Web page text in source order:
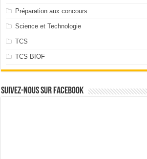
Préparation aux concours
Science et Technologie
TCS
TCS BIOF
Suivez-nous sur facebook